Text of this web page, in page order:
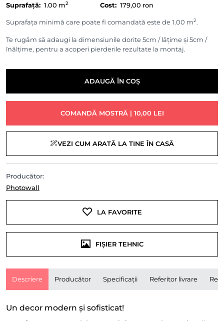
Suprafață: 1.00 m2 Cost: 179,00 ron
Suprafața minimă care poate fi comandată este de 1.00 m2.
Te rugăm să adaugi la dimensiunile dorite 5cm / lățime și 5cm /
înălțime, pentru a acoperi pierderile rezultate la montaj.
ADAUGĂ ÎN COȘ
COMANDĂ MOSTRĂ | 10,00 LEI
VEZI CUM ARATĂ LA TINE ÎN CASĂ
Producător:
Photowall
LA FAVORITE
FIȘIER TEHNIC
Descriere Producător Specificații Referitor livrare
Un decor modern și sofisticat!